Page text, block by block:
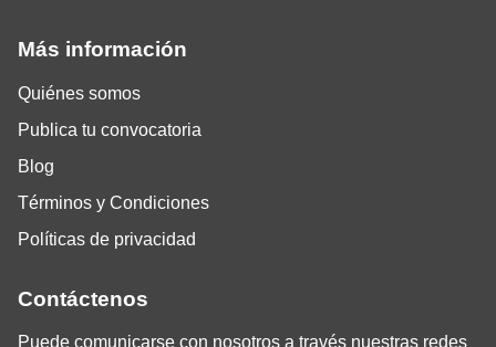
Más información
Quiénes somos
Publica tu convocatoria
Blog
Términos y Condiciones
Políticas de privacidad
Contáctenos
Puede comunicarse con nosotros a través nuestras redes